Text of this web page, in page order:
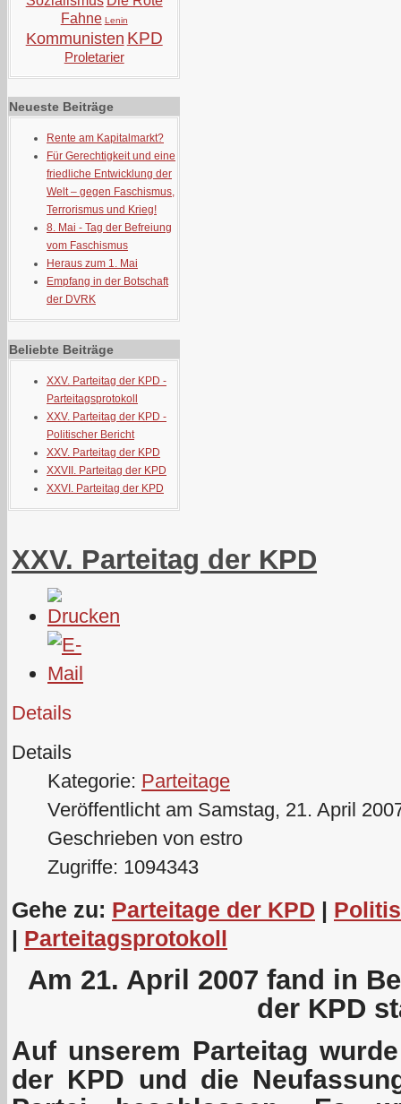
Fahne Lenin
Kommunisten KPD
Proletarier
Neueste Beiträge
Rente am Kapitalmarkt?
Für Gerechtigkeit und eine
friedliche Entwicklung der
Welt – gegen Faschismus,
Terrorismus und Krieg!
8. Mai - Tag der Befreiung
vom Faschismus
Heraus zum 1. Mai
Empfang in der Botschaft
der DVRK
Beliebte Beiträge
XXV. Parteitag der KPD -
Parteitagsprotokoll
XXV. Parteitag der KPD -
Politischer Bericht
XXV. Parteitag der KPD
XXVII. Parteitag der KPD
XXVI. Parteitag der KPD
XXV. Parteitag der KPD
Details
Details
Kategorie: Parteitage
Veröffentlicht am Samstag, 21. April
Geschrieben von estro
Zugriffe: 1094343
Gehe zu: Parteitage der KPD |
| Parteitagsprotokoll
Am 21. April 2007 fand in
der KPD
Auf unserem Parteitag
der KPD und die